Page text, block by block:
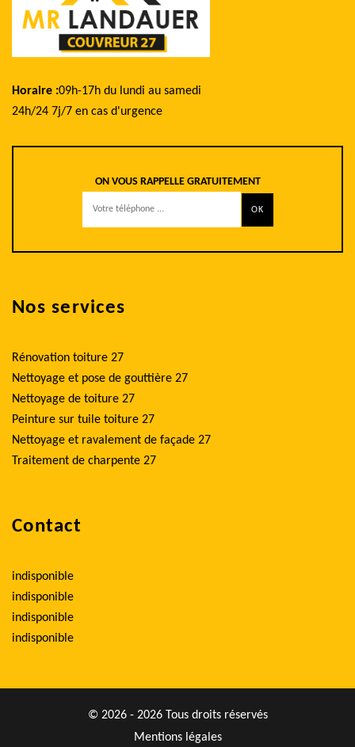
Horaire :09h-17h du lundi au samedi
24h/24 7j/7 en cas d'urgence
ON VOUS RAPPELLE GRATUITEMENT
Nos services
Rénovation toiture 27
Nettoyage et pose de gouttière 27
Nettoyage de toiture 27
Peinture sur tuile toiture 27
Nettoyage et ravalement de façade 27
Traitement de charpente 27
Contact
indisponible
indisponible
indisponible
indisponible
© 2026 - 2026 Tous droits réservés
Mentions légales